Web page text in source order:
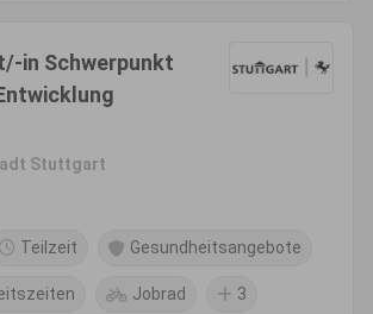
in Schwerpunkt
Stuttgart
Teilzeit Gesundheitsangebote
Jobrad 3